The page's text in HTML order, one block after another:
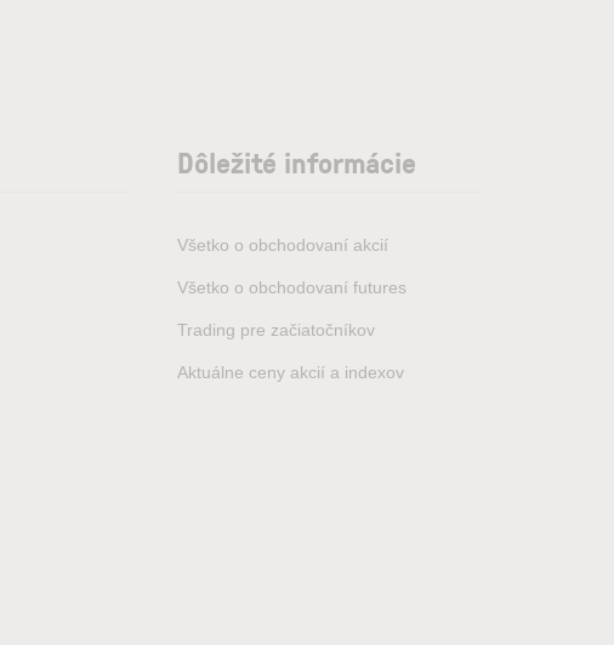
Dôležité informácie
Všetko o obchodovaní akcií
Všetko o obchodovaní futures
Trading pre začiatočníkov
Aktuálne ceny akcií a indexov